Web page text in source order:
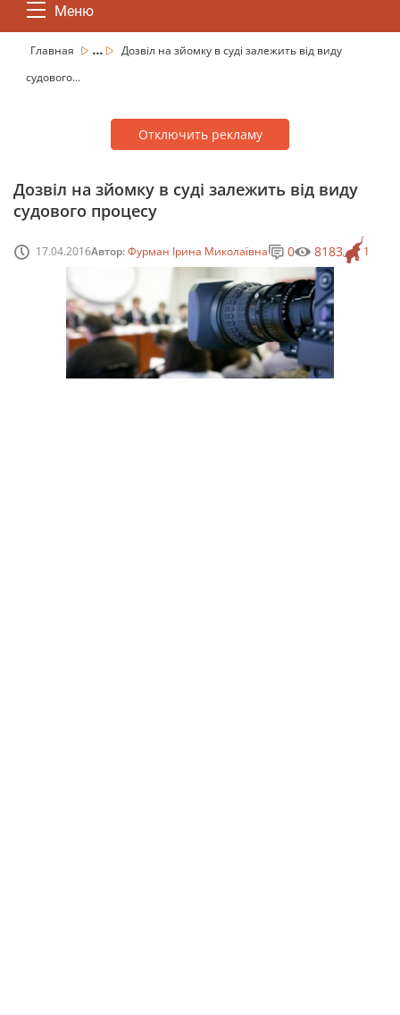
Меню
Главная ...
Дозвіл на зйомку в суді залежить від виду
судового...
Отключить рекламу
Дозвіл на зйомку в суді залежить від виду
судового процесу
17.04.2016Автор:Фурман Ірина Миколаївна 1
0 8183